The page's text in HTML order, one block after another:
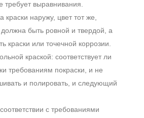
требует выравнивания.
краски наружу, цвет тот же,
быть ровной и твердой, а
краски или точечной коррозии.
краской: соответствует ли
требованиям покраски, и не
и полировать, и следующий
с требованиями